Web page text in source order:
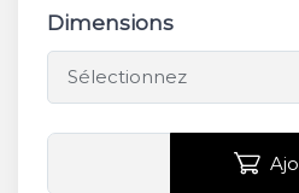
Dimensions